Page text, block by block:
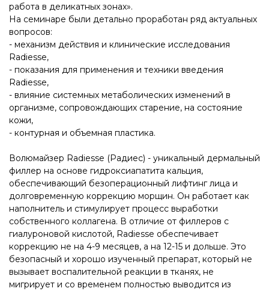
работа в деликатных зонах».
На семинаре были детально проработан ряд актуальных
вопросов:
- механизм действия и клинические исследования
Radiesse,
- показания для применения и техники введения
Radiesse,
- влияние системных метаболических изменений в
организме, сопровождающих старение, на состояние
кожи,
- контурная и объемная пластика.
Волюмайзер Radiesse (Радиес) - уникальный дермальный
филлер на основе гидроксиапатита кальция,
обеспечивающий безоперационный лифтинг лица и
долговременную коррекцию морщин. Он работает как
наполнитель и стимулирует процесс выработки
собственного коллагена. В отличие от филлеров с
гиалуроновой кислотой, Radiesse обеспечивает
коррекцию не на 4-9 месяцев, а на 12-15 и дольше. Это
безопасный и хорошо изученный препарат, который не
вызывает воспалительной реакции в тканях, не
мигрирует и со временем полностью выводится из